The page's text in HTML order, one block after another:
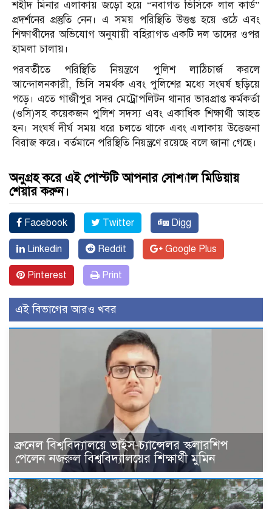
শহীদ মিনার এলাকায় জড়ো হয়ে “নবাগত ভিসিকে লাল কার্ড”
প্রদর্শনের প্রস্তুতি নেন। এ সময় পরিস্থিতি উত্তপ্ত হয়ে ওঠে এবং
শিক্ষার্থীদের অভিযোগ অনুযায়ী বহিরাগত একটি দল তাদের ওপর
হামলা চালায়।
পরবর্তীতে পরিস্থিতি নিয়ন্ত্রণে পুলিশ লাঠিচার্জ করলে
আন্দোলনকারী, ভিসি সমর্থক এবং পুলিশের মধ্যে সংঘর্ষ ছড়িয়ে
পড়ে। এতে গাজীপুর সদর মেট্রোপলিটন থানার ভারপ্রাপ্ত কর্মকর্তা
(ওসি)সহ কয়েকজন পুলিশ সদস্য এবং একাধিক শিক্ষার্থী আহত
হন। সংঘর্ষ দীর্ঘ সময় ধরে চলতে থাকে এবং এলাকায় উত্তেজনা
বিরাজ করে। বর্তমানে পরিস্থিতি নিয়ন্ত্রণে রয়েছে বলে জানা গেছে।
অনুগ্রহ করে এই পোস্টটি আপনার সোশ্যাল মিডিয়ায়
শেয়ার করুন।
Facebook Twitter Digg
Linkedin Reddit Google Plus
Pinterest Print
এই বিভাগের আরও খবর
ব্রুনেল বিশ্ববিদ্যালয়ে ভাইস-চ্যান্সেলর স্কলারশিপ
পেলেন নজরুল বিশ্ববিদ্যালয়ের শিক্ষার্থী মুমিন